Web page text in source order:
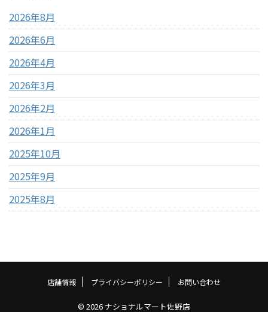
近隣で利用して ...
2026年8月
2026年6月
2026年4月
2026年3月
2026年2月
2026年1月
2025年10月
2025年9月
2025年8月
店舗情報 プライバシーポリシー お問い合わせ
© 2026 ナショナルマート佐野店